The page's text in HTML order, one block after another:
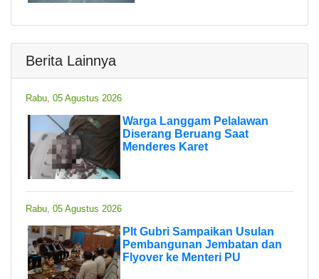
Berita Lainnya
Rabu, 05 Agustus 2026
Warga Langgam Pelalawan
Diserang Beruang Saat
Menderes Karet
Rabu, 05 Agustus 2026
Plt Gubri Sampaikan Usulan
Pembangunan Jembatan dan
Flyover ke Menteri PU